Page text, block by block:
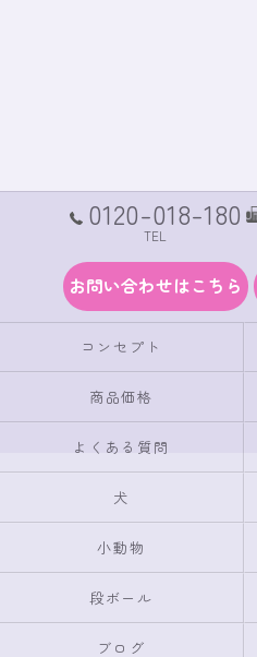
0120-018-180
TEL
お問い合わせはこちら
コンセプト
商品価格
よくある質問
犬
小動物
段ボール
ブログ